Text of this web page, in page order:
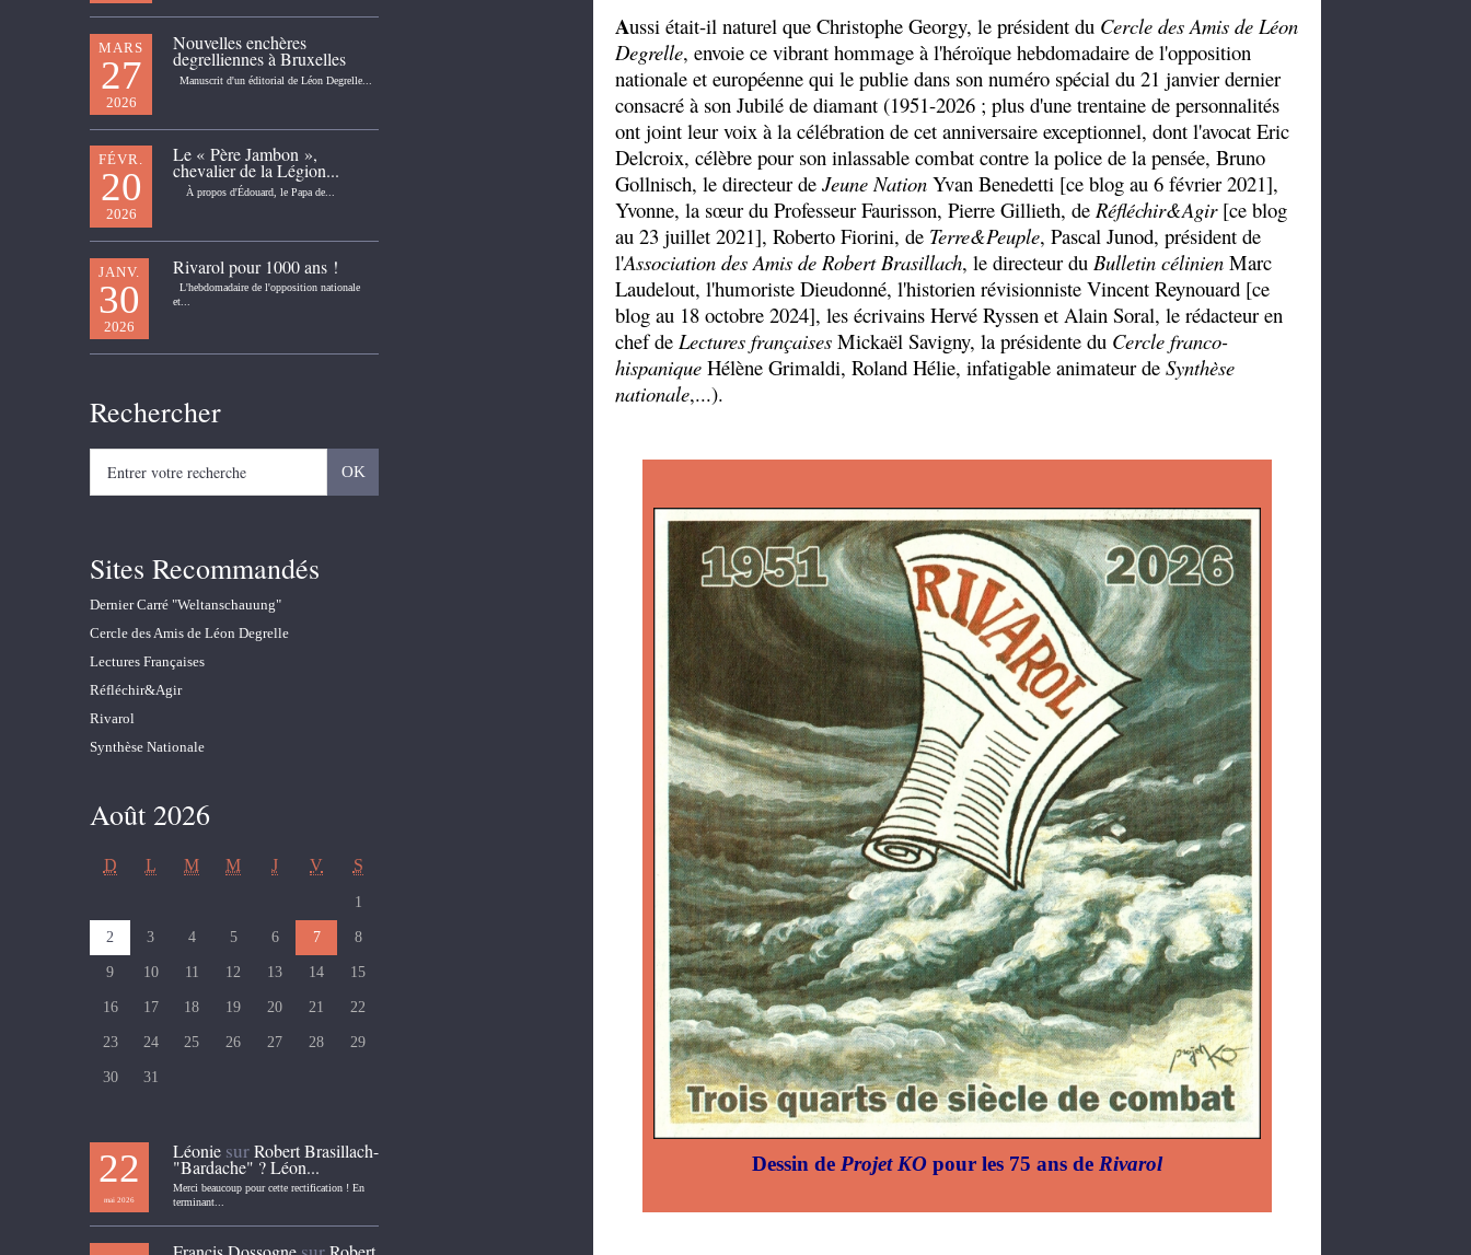
MARS
27
2026
Nouvelles enchères
degrelliennes à Bruxelles
Manuscrit d'un éditorial de Léon Degrelle...
FÉVR.
20
2026
Le « Père Jambon »,
chevalier de la Légion...
À propos d'Édouard, le Papa de...
JANV.
30
2026
Rivarol pour 1000 ans !
L'hebdomadaire de l'opposition nationale
et...
Rechercher
Sites Recommandés
Dernier Carré "Weltanschauung"
Cercle des Amis de Léon Degrelle
Lectures Françaises
Réfléchir&Agir
Rivarol
Synthèse Nationale
Août 2026
D L M M J V S
1
2 3 4 5 6 7 8
9 10 11 12 13 14 15
16 17 18 19 20 21 22
23 24 25 26 27 28 29
30 31
22
mai 2026
LéoniesurRobert Brasillach-
"Bardache" ? Léon...
Merci beaucoup pour cette rectification ! En
terminant...
Aussi était-il naturel que Christophe Georgy, le président du Cercle des Amis de Léon
Degrelle, envoie ce vibrant hommage à l'héroïque hebdomadaire de l'opposition
nationale et européenne qui le publie dans son numéro spécial du 21 janvier dernier
consacré à son Jubilé de diamant (1951-2026 ; plus d'une trentaine de personnalités
ont joint leur voix à la célébration de cet anniversaire exceptionnel, dont l'avocat Eric
Delcroix, célèbre pour son inlassable combat contre la police de la pensée, Bruno
Gollnisch, le directeur deJeune Nation Yvan Benedetti [ce blog au 6 février 2021],
Yvonne, la sœur du Professeur Faurisson, Pierre Gillieth, deRéfléchir&Agir[ce blog
au 23 juillet 2021], Roberto Fiorini, de Terre&Peuple, Pascal Junod, président de
l'Association des Amis de Robert Brasillach, le directeur duBulletin célinien Marc
Laudelout, l'humoriste Dieudonné, l'historien révisionniste Vincent Reynouard [ce
blog au 18 octobre 2024], les écrivains Hervé Ryssen et Alain Soral, le rédacteur en
chef deLectures françaises Mickaël Savigny, la présidente du Cercle franco-
hispanique Hélène Grimaldi, Roland Hélie, infatigable animateur deSynthèse
nationale,...).
Dessin de Projet KO pour les 75 ans de Rivarol